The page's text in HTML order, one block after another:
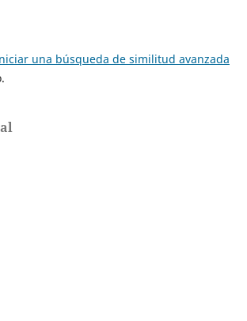
una búsqueda de similitud avanzada